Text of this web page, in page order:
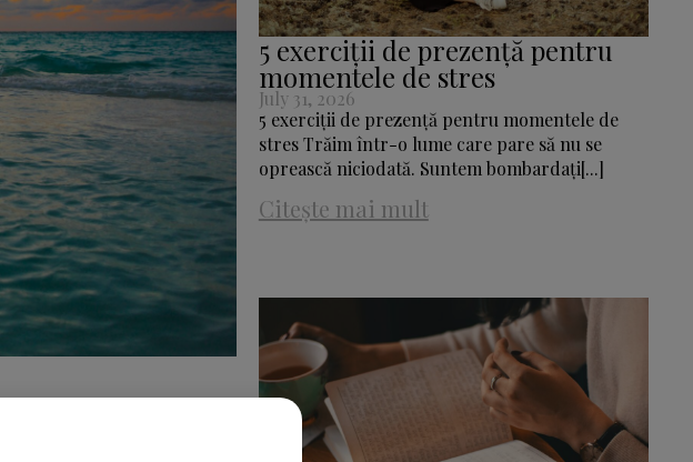
5 exerciții de prezență pentru
momentele de stres
July 31, 2026
5 exerciții de prezență pentru momentele de
stres Trăim într-o lume care pare să nu se
oprească niciodată. Suntem bombardați[...]
Citește mai mult